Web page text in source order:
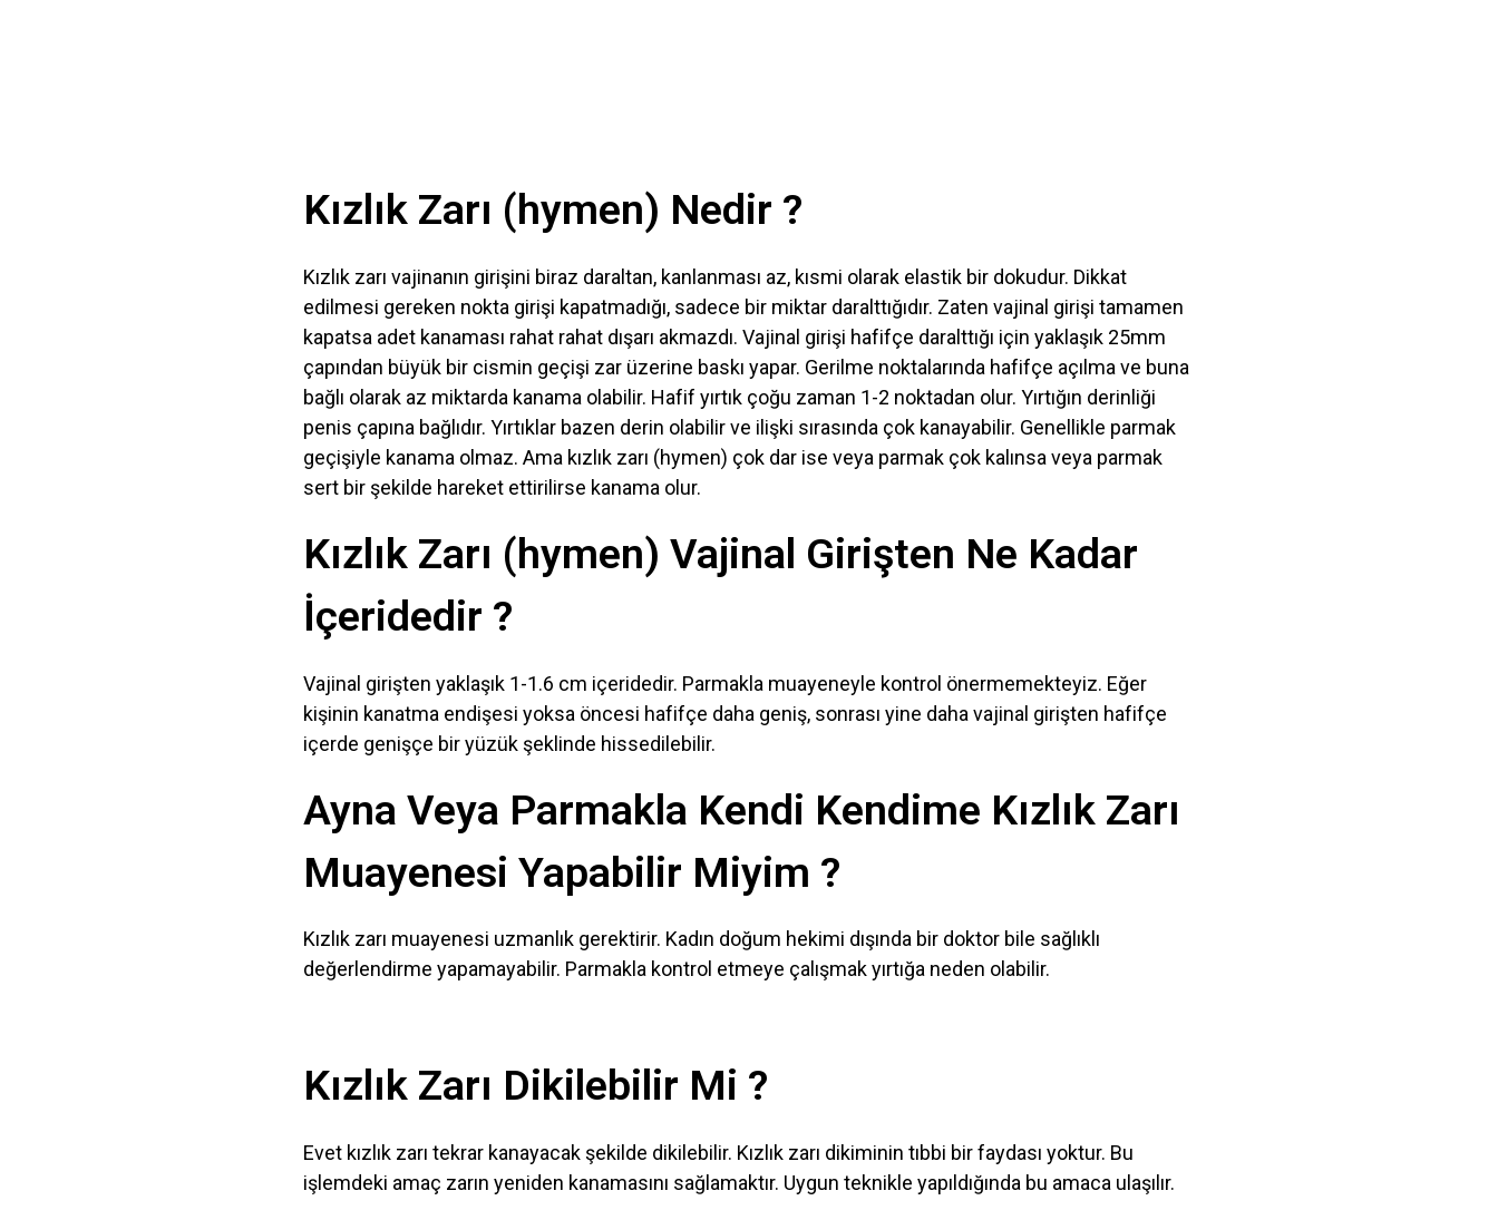
Kızlık Zarı (hymen) Nedir ?
Kızlık zarı vajinanın girişini biraz daraltan, kanlanması az, kısmi olarak elastik bir dokudur. Dikkat
edilmesi gereken nokta girişi kapatmadığı, sadece bir miktar daralttığıdır. Zaten vajinal girişi tamamen
kapatsa adet kanaması rahat rahat dışarı akmazdı. Vajinal girişi hafifçe daralttığı için yaklaşık 25mm
çapından büyük bir cismin geçişi zar üzerine baskı yapar. Gerilme noktalarında hafifçe açılma ve buna
bağlı olarak az miktarda kanama olabilir. Hafif yırtık çoğu zaman 1-2 noktadan olur. Yırtığın derinliği
penis çapına bağlıdır. Yırtıklar bazen derin olabilir ve ilişki sırasında çok kanayabilir. Genellikle parmak
geçişiyle kanama olmaz. Ama kızlık zarı (hymen) çok dar ise veya parmak çok kalınsa veya parmak
sert bir şekilde hareket ettirilirse kanama olur.
Kızlık Zarı (hymen) Vajinal Girişten Ne Kadar
İçeridedir ?
Vajinal girişten yaklaşık 1-1.6 cm içeridedir. Parmakla muayeneyle kontrol önermemekteyiz. Eğer
kişinin kanatma endişesi yoksa öncesi hafifçe daha geniş, sonrası yine daha vajinal girişten hafifçe
içerde genişçe bir yüzük şeklinde hissedilebilir.
Ayna Veya Parmakla Kendi Kendime Kızlık Zarı
Muayenesi Yapabilir Miyim ?
Kızlık zarı muayenesi uzmanlık gerektirir. Kadın doğum hekimi dışında bir doktor bile sağlıklı
değerlendirme yapamayabilir. Parmakla kontrol etmeye çalışmak yırtığa neden olabilir.
Kızlık Zarı Dikilebilir Mi ?
Evet kızlık zarı tekrar kanayacak şekilde dikilebilir. Kızlık zarı dikiminin tıbbi bir faydası yoktur. Bu
işlemdeki amaç zarın yeniden kanamasını sağlamaktır. Uygun teknikle yapıldığında bu amaca ulaşılır.